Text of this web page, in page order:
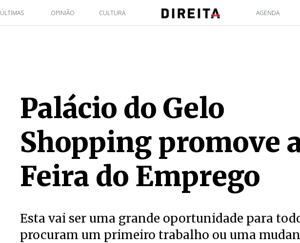
ÚLTIMAS OPINIÃO CULTURA AGENDA
Palácio do Gelo
Shopping promove
Feira do Emprego
Esta vai ser uma grande oportunidade para
procuram um primeiro trabalho ou uma